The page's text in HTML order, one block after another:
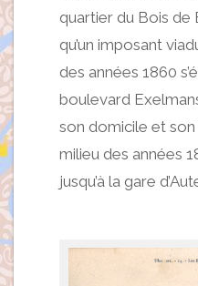
quartier du Bois de
qu’un imposant
des années 1860
boulevard
son domicile et son
milieu des années
jusqu’à la gare